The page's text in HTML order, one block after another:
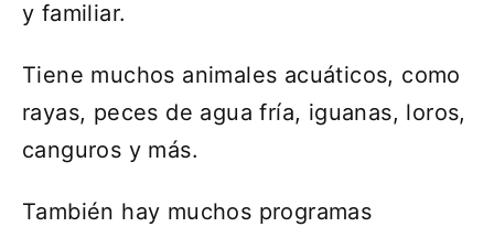
y familiar.
Tiene muchos animales acuáticos, como
rayas, peces de agua fría, iguanas, loros,
canguros y más.
También hay muchos programas